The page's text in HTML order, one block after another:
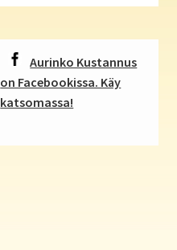
Aurinko Kustannus
on Facebookissa. Käy
katsomassa!